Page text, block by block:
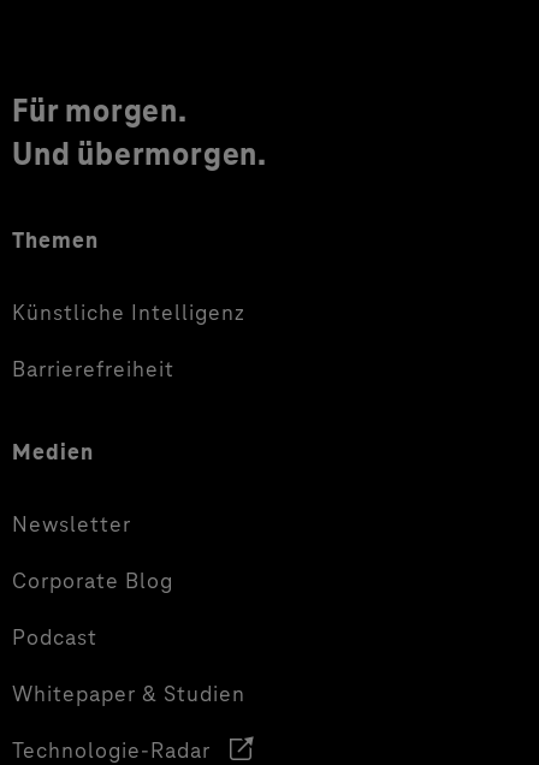
Für morgen.
Und übermorgen.
Themen
Künstliche Intelligenz
Barrierefreiheit
Medien
Newsletter
Corporate Blog
Podcast
Whitepaper & Studien
Technologie-Radar